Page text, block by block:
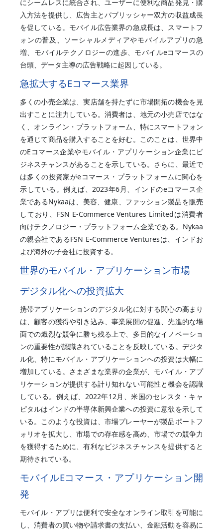
にシームレスに統合され、ユーザーに便利な商品発見・購
入方法を提供し、広告主とパブリッシャー双方の収益成長
を促している。モバイル広告業界の急成長は、スマートフ
ォンの普及、ソーシャルメディアやモバイルアプリの急
増、モバイルテクノロジーの進歩、モバイルeコマースの
台頭、データ主導の広告戦略に起因している。
急拡大するEコマース業界
多くの小売企業は、実店舗を持たずに市場開拓の機会を見
出すことに注力している。消費者は、地元の小売店ではな
く、オンライン・プラットフォーム、特にスマートフォン
を通じて商品を購入することを好む。このことは、世界中
のEコマース企業やモバイル・アプリケーション企業にビ
ジネスチャンスがあることを示している。さらに、最近で
は多くの投資家がeコマース・プラットフォームに関心を
示している。例えば、2023年6月、インドのeコマース企
業であるNykaaは、美容、健康、ファッション製品を販売
しており、FSN E-Commerce Ventures Limitedは消費者
向けテクノロジー・プラットフォーム企業である。Nykaa
の親会社であるFSN E-Commerce Venturesは、インドお
よび海外の子会社に投資する。
世界のモバイル・アプリケーション市場
デジタル化への投資拡大
携帯アプリケーションのデジタル化に対する関心の高まり
は、顧客の獲得や引き込み、事業展開の促進、先進的な場
面での熾烈な競争に勝ち残る上で、多目的なイノベーショ
ンの重要性が認識されていることを反映している。デジタ
ル化、特にモバイル・アプリケーションへの投資は大幅に
増加している。さまざまな業界の企業が、モバイル・アプ
リケーションが提供する計り知れない可能性と機会を認識
している。例えば、2022年12月、米国のセレスタ・キャ
ピタルはインドの半導体新興企業への投資に意欲を示して
いる。このような投資は、市場プレーヤーが製品ポートフ
ォリオを拡大し、市場での存在感を高め、市場での競争力
を獲得するために、有利なビジネスチャンスを提供すると
期待されている。
モバイルEコマース・アプリケーション開
発
モバイル・アプリは便利で安全なオンライン取引を可能に
し、消費者の買い物や請求書の支払い、金融活動を容易に